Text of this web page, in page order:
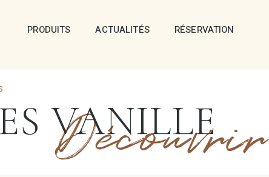
PRODUITS ACTUALITÉS RÉSERVATION
VANILLE
Découvrir